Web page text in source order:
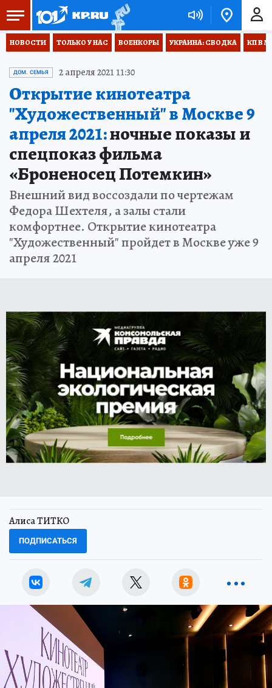
НОВОСТИ ТОЛЬКО У НАС ВОЕНКОРЫ УКРАИНА: СВОДКА КП В
ДОМ. СЕМЬЯ 2 апреля 2021 11:30
Открытие кинотеатра
"Художественный" в Москве 9
апреля 2021:ночные показы и
спецпоказ фильма
«Броненосец Потемкин»
Внешний вид воссоздали по чертежам
Федора Шехтеля, а залы стали
комфортнее. Открытие кинотеатра
"Художественный" пройдет в Москве уже 9
апреля 2021
Алиса ТИТКО
ПОДПИСАТЬСЯ